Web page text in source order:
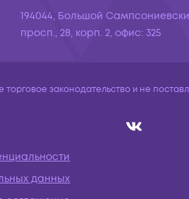
194044, Большой
просп., 28, корп. 2, офис: 325
законодательство и не
данных